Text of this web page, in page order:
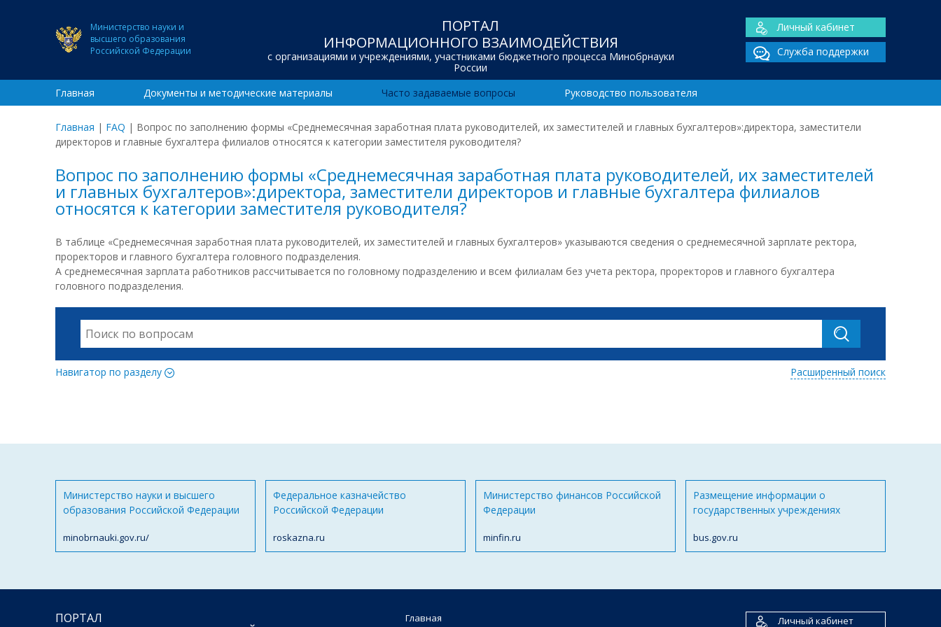
Министерство науки и
высшего образования
Российской Федерации
ПОРТАЛ
ИНФОРМАЦИОННОГО ВЗАИМОДЕЙСТВИЯ
с организациями и учреждениями, участниками бюджетного процесса Минобрнауки
России
Личный кабинет
Служба поддержки
Главная Документы и методические материалы Часто задаваемые вопросы Руководство пользователя
Главная | FAQ | Вопрос по заполнению формы «Среднемесячная заработная плата руководителей, их заместителей и главных бухгалтеров»:директора, заместители
директоров и главные бухгалтера филиалов относятся к категории заместителя руководителя?
Вопрос по заполнению формы «Среднемесячная заработная плата руководителей, их заместителей
и главных бухгалтеров»:директора, заместители директоров и главные бухгалтера филиалов
относятся к категории заместителя руководителя?
В таблице «Среднемесячная заработная плата руководителей, их заместителей и главных бухгалтеров» указываются сведения о среднемесячной зарплате ректора,
проректоров и главного бухгалтера головного подразделения.
А среднемесячная зарплата работников рассчитывается по головному подразделению и всем филиалам без учета ректора, проректоров и главного бухгалтера
головного подразделения.
Навигатор по разделу Расширенный поиск
Министерство науки и высшего
образования Российской Федерации
minobrnauki.gov.ru/
Федеральное казначейство
Российской Федерации
roskazna.ru
Министерство финансов Российской
Федерации
minfin.ru
Размещение информации о
государственных учреждениях
bus.gov.ru
ПОРТАЛ
Главная
Личный кабинет